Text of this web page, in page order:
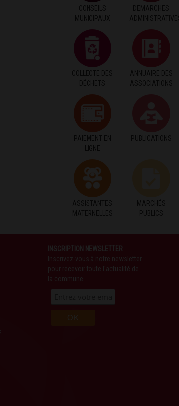
CONSEILS
MUNICIPAUX
DEMARCHES
ADMINISTRATIVES
COLLECTE DES
DÉCHETS
ANNUAIRE DES
ASSOCIATIONS
PAIEMENT EN
LIGNE
PUBLICATIONS
ASSISTANTES
MATERNELLES
MARCHÉS
PUBLICS
INSCRIPTION NEWSLETTER
Inscrivez-vous à notre newsletter
pour recevoir toute l'actualité de
la commune